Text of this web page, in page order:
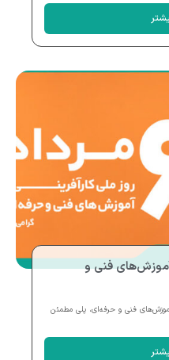
آموزش‌های فنی و
فنی و حرفه‌ای، پلی مطمئن